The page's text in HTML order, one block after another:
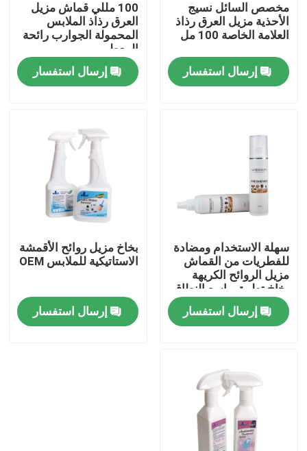
حول بنا
جولة في المعمل
اتصل بنا
أخبار
مجموعة العناية بالجلد السويدي
طقم العناية بجلد البولي يوريثان
مخصص السائل نسيج
الأحذية مزيل العرق رذاذ
العلامة الخاصة 100 مل
إرسال استفسار
100 مللي قماش مزيل
العرق رذاذ الملابس
المحمولة الجوارب رائحة
المعطر
إرسال استفسار
سهلة الاستخدام ومضادة
للفطريات من القماش
مزيل الروائح الكريهة
بخاخ تطبيق واسع النطاق
لتجديد الهواء للأثاث
إرسال استفسار
بخاخ مزيل روائح الأقمشة
الاستاتيكية للملابس OEM
إرسال استفسار